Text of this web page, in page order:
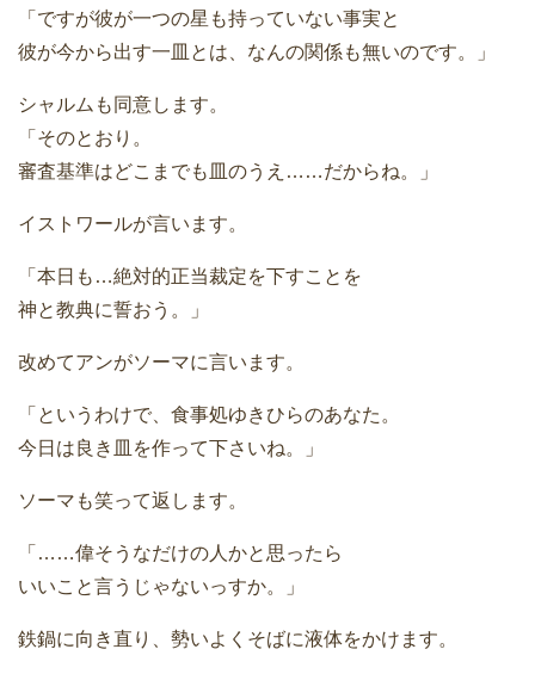
「ですが彼が一つの星も持っていない事実と
彼が今から出す一皿とは、なんの関係も無いのです。」
シャルムも同意します。
「そのとおり。
審査基準はどこまでも皿のうえ……だからね。」
イストワールが言います。
「本日も…絶対的正当裁定を下すことを
神と教典に誓おう。」
改めてアンがソーマに言います。
「というわけで、食事処ゆきひらのあなた。
今日は良き皿を作って下さいね。」
ソーマも笑って返します。
「……偉そうなだけの人かと思ったら
いいこと言うじゃないっすか。」
鉄鍋に向き直り、勢いよくそばに液体をかけます。